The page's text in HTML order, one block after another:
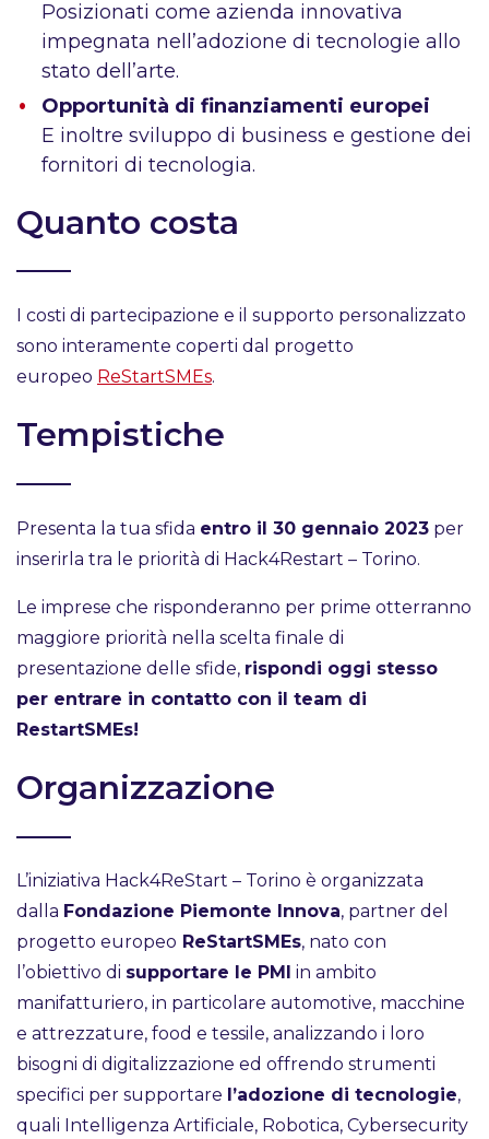
Posizionati come azienda innovativa
impegnata nell’adozione di tecnologie allo
stato dell’arte.
Opportunità di finanziamenti europei
E inoltre sviluppo di business e gestione dei
fornitori di tecnologia.
Quanto costa
I costi di partecipazione e il supporto personalizzato
sono interamente coperti dal progetto
europeo ReStartSMEs.
Tempistiche
Presenta la tua sfida entro il 30 gennaio 2023 per
inserirla tra le priorità di Hack4Restart – Torino.
Le imprese che risponderanno per prime otterranno
maggiore priorità nella scelta finale di
presentazione delle sfide, rispondi oggi stesso
per entrare in contatto con il team di
RestartSMEs!
Organizzazione
L’iniziativa Hack4ReStart – Torino è organizzata
dalla Fondazione Piemonte Innova, partner del
progetto europeo ReStartSMEs, nato con
l’obiettivo di supportare le PMI
in ambito
manifatturiero, in particolare automotive, macchine
e attrezzature, food e tessile, analizzando i loro
bisogni di digitalizzazione ed offrendo strumenti
specifici per supportare l’adozione di tecnologie,
quali Intelligenza Artificiale, Robotica, Cybersecurity